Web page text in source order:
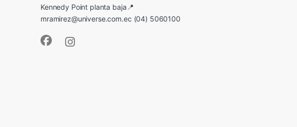
Kennedy Point planta baja📍
mramirez@universe.com.ec (04) 5060100